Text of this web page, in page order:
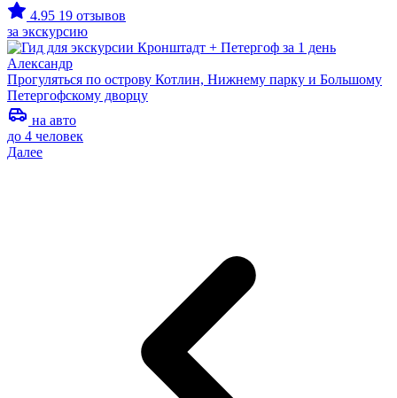
4.95 19 отзывов
за экскурсию
Александр
Прогуляться по острову Котлин, Нижнему парку и Большому
Петергофскому дворцу
на авто
до 4 человек
Далее